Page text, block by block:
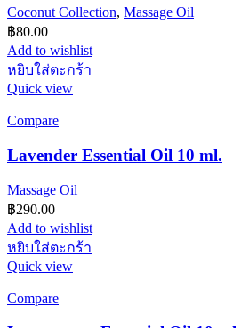
Coconut Collection, Massage Oil
฿80.00
Add to wishlist
หยิบใส่ตะกร้า
Quick view
Compare
Lavender Essential Oil 10 ml.
Massage Oil
฿290.00
Add to wishlist
หยิบใส่ตะกร้า
Quick view
Compare